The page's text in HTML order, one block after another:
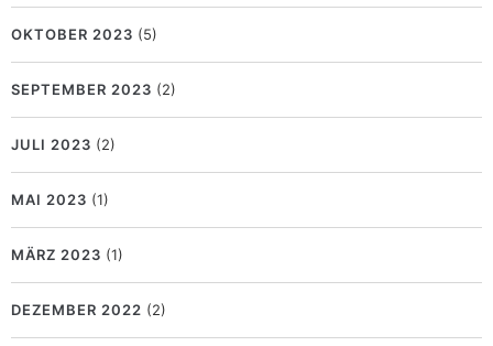
OKTOBER 2023 (5)
SEPTEMBER 2023 (2)
JULI 2023 (2)
MAI 2023 (1)
MÄRZ 2023 (1)
DEZEMBER 2022 (2)